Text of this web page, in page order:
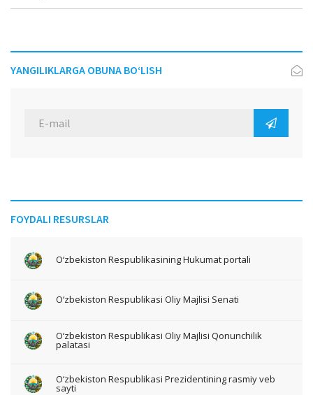
YANGILIKLARGA OBUNA BO‘LISH
FOYDALI RESURSLAR
O‘zbekiston Respublikasining Hukumat portali
O‘zbekiston Respublikasi Oliy Majlisi Senati
O‘zbekiston Respublikasi Oliy Majlisi Qonunchilik
palatasi
O‘zbekiston Respublikasi Prezidentining rasmiy veb
sayti